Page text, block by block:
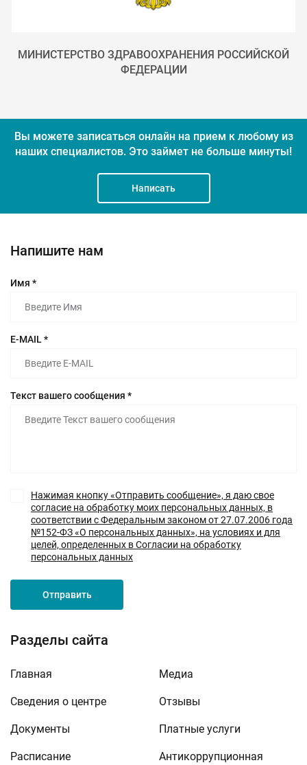
МИНИСТЕРСТВО ЗДРАВООХРАНЕНИЯ РОССИЙСКОЙ
ФЕДЕРАЦИИ
Вы можете записаться онлайн на прием к любому из
наших специалистов. Это займет не больше минуты!
Написать
Разделы сайта
Главная
Сведения о центре
Документы
Расписание
Медиа
Отзывы
Платные услуги
Антикоррупционная
Напишите нам
Имя *
E-MAIL *
Текст вашего сообщения *
Нажимая кнопку «Отправить сообщение», я даю свое
согласие на обработку моих персональных данных, в
соответствии с Федеральным законом от 27.07.2006 года
№152-ФЗ «О персональных данных», на условиях и для
целей, определенных в Согласии на обработку
персональных данных
Отправить